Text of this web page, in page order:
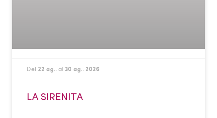
Del 22 ag.. al 30 ag.. 2026
LA SIRENITA